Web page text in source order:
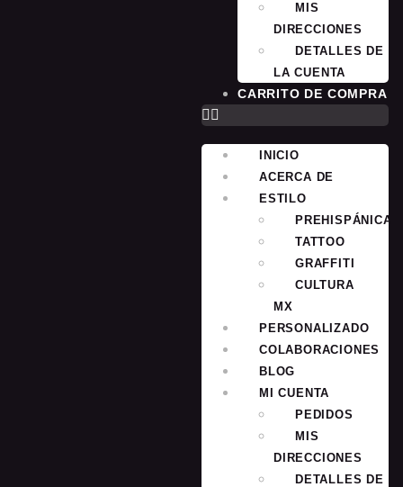
MIS
DIRECCIONES
DETALLES DE
LA CUENTA
CARRITO DE COMPRA
INICIO
ACERCA DE
ESTILO
PREHISPÁNICA
TATTOO
GRAFFITI
CULTURA
MX
PERSONALIZADO
COLABORACIONES
BLOG
MI CUENTA
PEDIDOS
MIS
DIRECCIONES
DETALLES DE